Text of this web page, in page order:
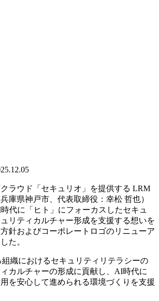
ラウド「セキュリオ」を提供する LRM
庫県神戸市、代表取締役：幸松 哲也）
代に「ヒト」にフォーカスしたセキュ
リティカルチャー形成を支援する想いを
針およびコーポレートロゴのリニューア
た。
織におけるセキュリティリテラシーの
カルチャーの形成に貢献し、AI時代に
を安心して進められる環境づくりを支援